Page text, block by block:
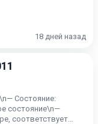
18 дней назад
Состояние:
состояние\n—
соответствует